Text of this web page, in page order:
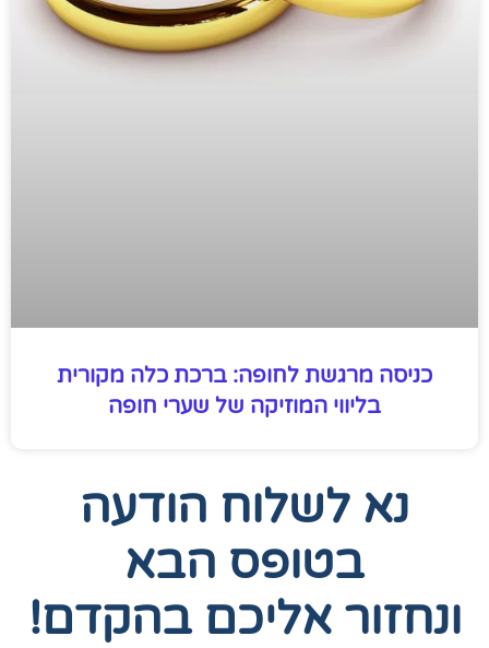
כניסה מרגשת לחופה: ברכת כלה מקורית
בליווי המוזיקה של שערי חופה
נא לשלוח הודעה
בטופס הבא
ונחזור אליכם בהקדם!